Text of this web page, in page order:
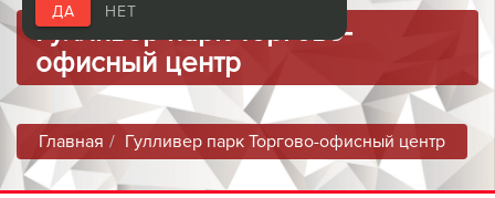
ДА НЕТ
Гулливер парк Торгово-
офисный центр
Главная Гулливер парк Торгово-офисный центр